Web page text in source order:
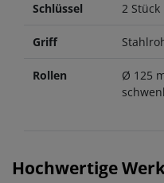
Schlüssel 2 Stück
Griff
Rollen
Ø 125
Hochwertige